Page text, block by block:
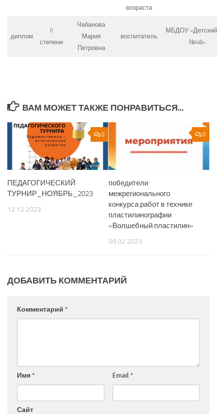
возраста
диплом
II
степени
Чабанова
Мария
Петровна
воспитатель
МБДОУ
№48»
ВАМ МОЖЕТ ТАКЖЕ ПОНРАВИТЬСЯ...
0
ПЕДАГОГИЧЕСКИЙ
ТУРНИР_НОЯБРЬ_2023
12.12.2023
0
победители
межрегионального
конкурса работ в технике
пластилинографии
«Волшебный пластилин»
09.02.2023
ДОБАВИТЬ КОММЕНТАРИЙ
Комментарий *
Имя* Email *
Сайт